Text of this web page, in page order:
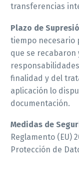
transferencias
Plazo de
tiempo necesario
que se
finalidad y del
aplicación lo
documentación.
Medidas de
Reglamento (EU)
Protección de